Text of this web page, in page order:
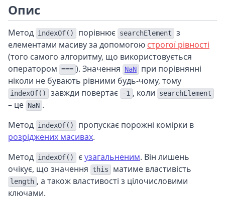
Опис
Метод indexOf() порівнює searchElement
з
елементами масиву за допомогою строгої рівності
(того самого алгоритму, що використовується
оператором === ). Значення NaN
при порівнянні
ніколи не бувають рівними будь-чому, тому
indexOf() завжди повертає -1 , коли searchElement
– це NaN .
Метод indexOf()
пропускає порожні комірки в
розріджених масивах.
Метод indexOf() єузагальненим. Він лишень
очікує, що значення
this матиме властивість
length , а також властивості з цілочисловими
ключами.